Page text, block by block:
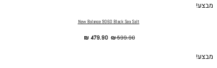
מבצע!
New Balance 9060 Black Sea Salt
₪599.90
₪ 479.90
מבצע!